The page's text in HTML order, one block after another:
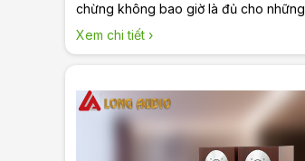
chừng không bao giờ là đủ cho những
"dân chơi" âm thanh. Tuy nhiên, lắp một
bộ karaoke gia đình cơ bản chúng ta
Karaoke gia đình cần những gì nhé!
Xem chi tiết ›